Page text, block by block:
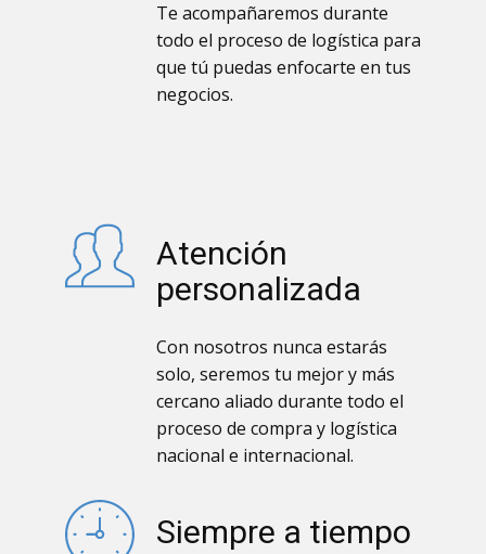
Te acompañaremos durante
todo el proceso de logística para
que tú puedas enfocarte en tus
negocios.
Atención
personalizada
Con nosotros nunca estarás
solo, seremos tu mejor y más
cercano aliado durante todo el
proceso de compra y logística
nacional e internacional.
Siempre a tiempo